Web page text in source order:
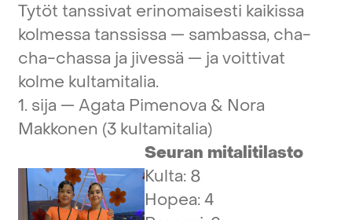
Tytöt tanssivat erinomaisesti kaikissa
kolmessa tanssissa — sambassa, cha-
cha-chassa ja jivessä — ja voittivat
kolme kultamitalia.
1. sija — Agata Pimenova & Nora
Makkonen (3 kultamitalia)
Seuran mitalitilasto
Kulta: 8
Hopea:4